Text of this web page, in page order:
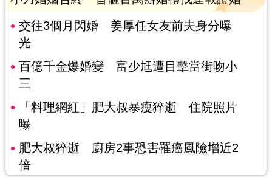
交往3個月閃婚 姜厚任女友前夫身分曝
光
百億千金爆婚變 富少尪遭目擊當街吻小
三
「料理網紅」肥大叔暴瘦猝逝 住院照片
曝
肥大叔猝逝 廚房2事恐害罹癌風險增近2
倍